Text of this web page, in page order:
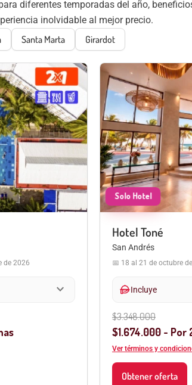
diferentes temporadas del año,
inolvidable al mejor precio.
Santa Marta Girardot
de 2026
expand_more
Hotel Toné
San Andrés
📅 18 al 21 de octubre
hand_mealIncluye
$3.348.000
$1.674.000 - Por
Ver términos y
Obtener oferta